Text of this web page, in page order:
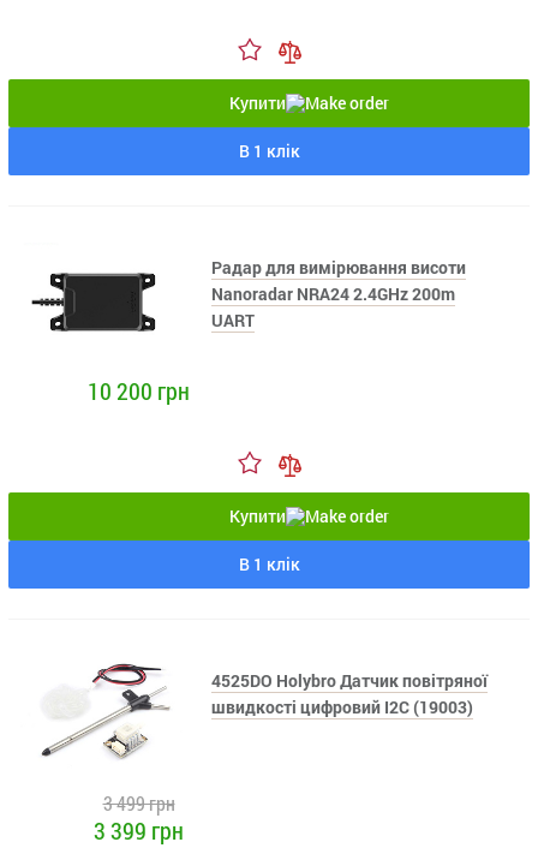
Купити
В 1 клік
Радар для вимірювання висоти
Nanoradar NRA24 2.4GHz 200m
UART
10 200 грн
Купити
В 1 клік
4525DO Holybro Датчик повітряної
швидкості цифровий I2C (19003)
3 499 грн
3 399 грн